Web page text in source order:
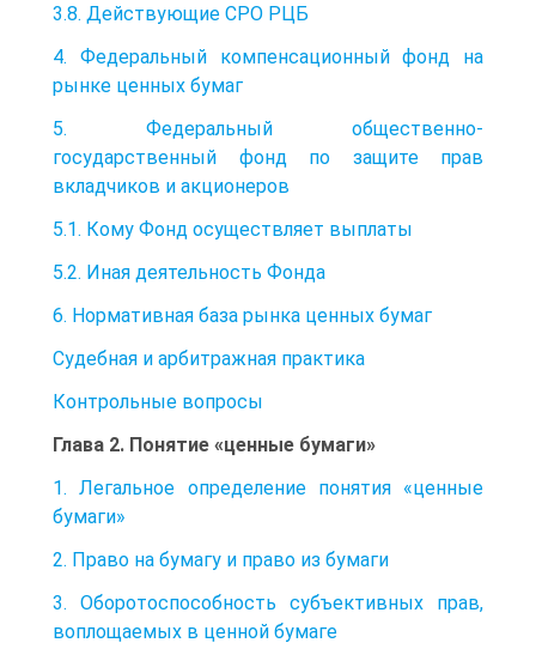
3.8. Действующие СРО РЦБ
4. Федеральный компенсационный фонд на
рынке ценных бумаг
5. Федеральный общественно-
государственный фонд по защите прав
вкладчиков и акционеров
5.1. Кому Фонд осуществляет выплаты
5.2. Иная деятельность Фонда
6. Нормативная база рынка ценных бумаг
Судебная и арбитражная практика
Контрольные вопросы
Глава 2. Понятие «ценные бумаги»
1. Легальное определение понятия «ценные
бумаги»
2. Право на бумагу и право из бумаги
3. Оборотоспособность субъективных прав,
воплощаемых в ценной бумаге